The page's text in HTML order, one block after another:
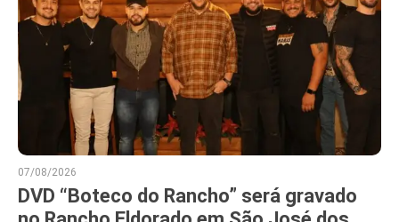
07/08/2026
DVD “Boteco do Rancho” será gravado